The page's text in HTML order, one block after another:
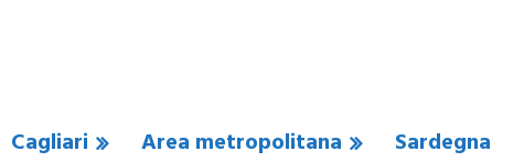
Cagliari Area metropolitana Sardegna